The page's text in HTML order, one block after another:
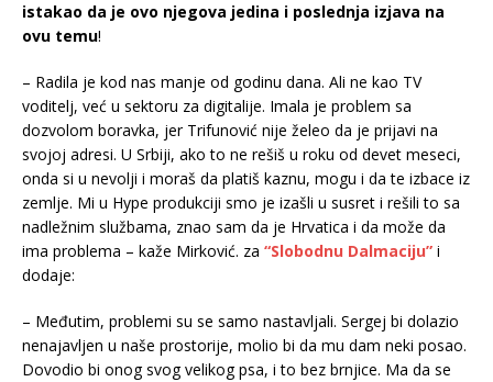
istakao da je ovo njegova jedina i poslednja izjava na
ovu temu!
– Radila je kod nas manje od godinu dana. Ali ne kao TV
voditelj, već u sektoru za digitalije. Imala je problem sa
dozvolom boravka, jer Trifunović nije želeo da je prijavi na
svojoj adresi. U Srbiji, ako to ne rešiš u roku od devet meseci,
onda si u nevolji i moraš da platiš kaznu, mogu i da te izbace iz
zemlje. Mi u Hype produkciji smo je izašli u susret i rešili to sa
nadležnim službama, znao sam da je Hrvatica i da može da
ima problema – kaže Mirković. za “Slobodnu Dalmaciju” i
dodaje:
– Međutim, problemi su se samo nastavljali. Sergej bi dolazio
nenajavljen u naše prostorije, molio bi da mu dam neki posao.
Dovodio bi onog svog velikog psa, i to bez brnjice. Ma da se